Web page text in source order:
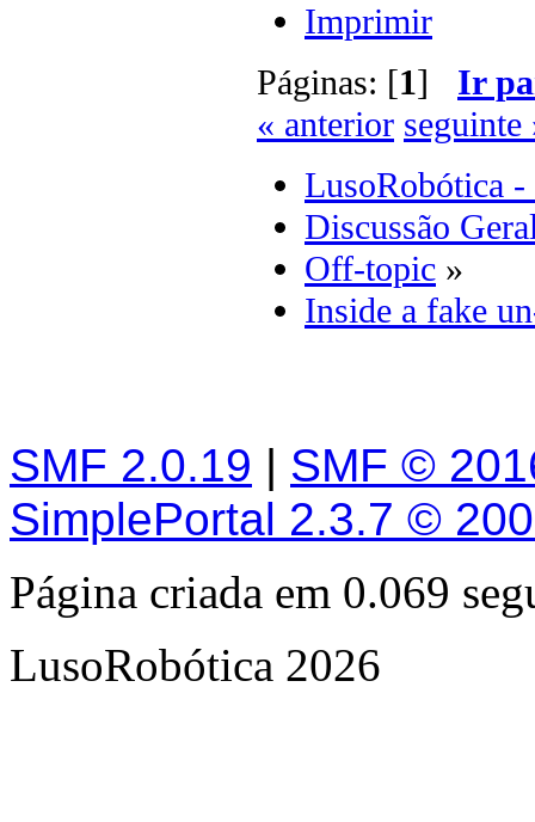
Imprimir
Páginas: [1] Ir
« anterior seguinte
LusoRobótica -
Discussão
Off-topic »
Inside a fake
SMF 2.0.19 | SMF ©
SimplePortal 2.3.7 ©
Página criada em 0.069
LusoRobótica 2026